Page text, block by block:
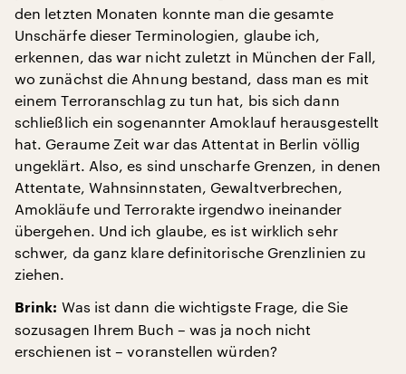
den letzten Monaten konnte man die gesamte
Unschärfe dieser Terminologien, glaube ich,
erkennen, das war nicht zuletzt in München der Fall,
wo zunächst die Ahnung bestand, dass man es mit
einem Terroranschlag zu tun hat, bis sich dann
schließlich ein sogenannter Amoklauf herausgestellt
hat. Geraume Zeit war das Attentat in Berlin völlig
ungeklärt. Also, es sind unscharfe Grenzen, in denen
Attentate, Wahnsinnstaten, Gewaltverbrechen,
Amokläufe und Terrorakte irgendwo ineinander
übergehen. Und ich glaube, es ist wirklich sehr
schwer, da ganz klare definitorische Grenzlinien zu
ziehen.
Brink: Was ist dann die wichtigste Frage, die Sie
sozusagen Ihrem Buch – was ja noch nicht
erschienen ist – voranstellen würden?